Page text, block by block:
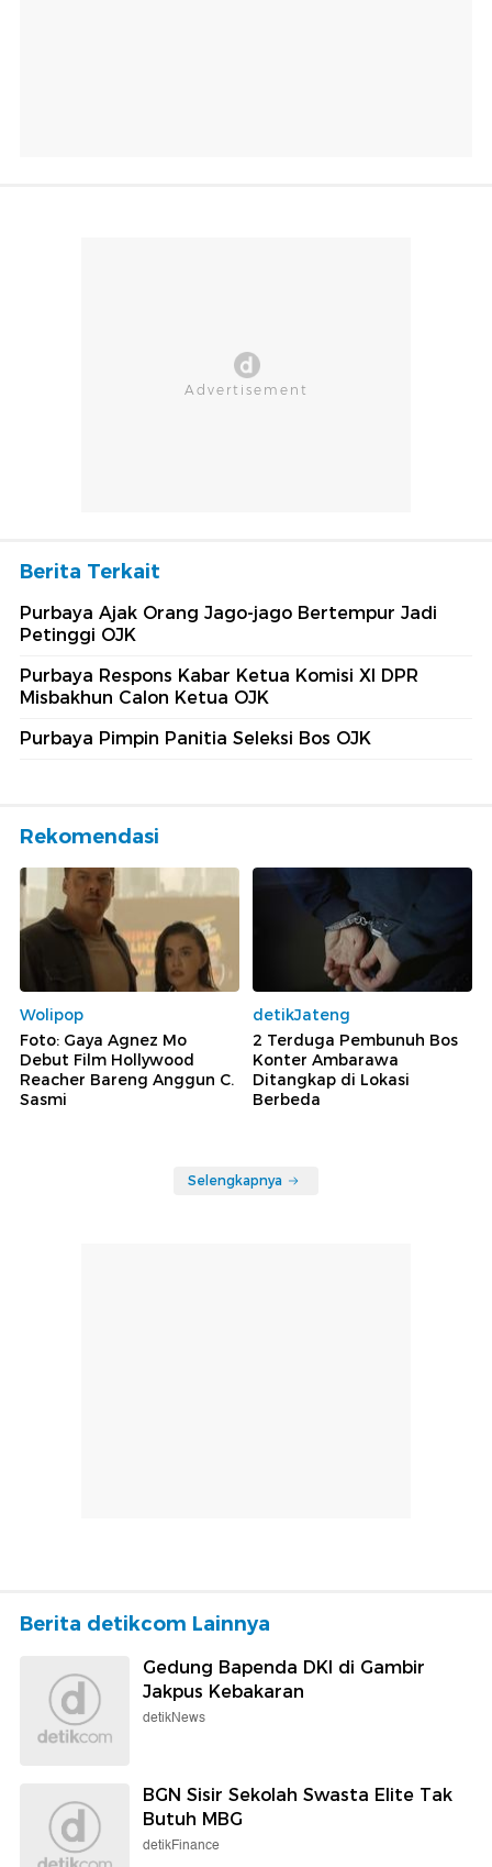
Berita Terkait
Purbaya Ajak Orang Jago-jago Bertempur Jadi
Petinggi OJK
Purbaya Respons Kabar Ketua Komisi XI DPR
Misbakhun Calon Ketua OJK
Purbaya Pimpin Panitia Seleksi Bos OJK
Rekomendasi
Wolipop
Foto: Gaya Agnez Mo
Debut Film Hollywood
Reacher Bareng Anggun C.
Sasmi
detikJateng
2 Terduga Pembunuh Bos
Konter Ambarawa
Ditangkap di Lokasi
Berbeda
Selengkapnya
Berita detikcom Lainnya
Gedung Bapenda DKI di Gambir
Jakpus Kebakaran
detikNews
BGN Sisir Sekolah Swasta Elite Tak
Butuh MBG
detikFinance